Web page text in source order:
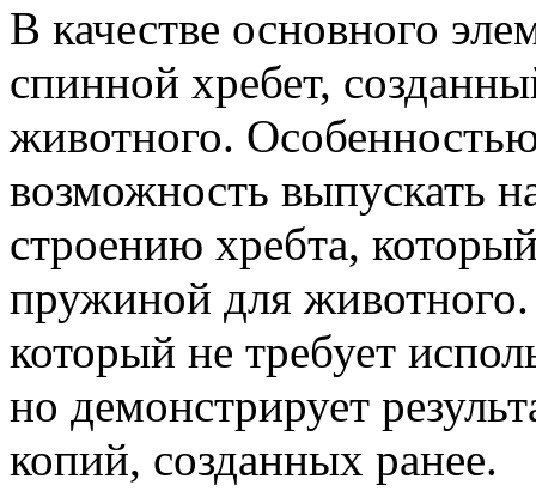
В качестве основного
спинной хребет,
животного.
возможность выпускать
строению хребта,
пружиной для
который не требует
но демонстрирует
копий, созданных ранее.